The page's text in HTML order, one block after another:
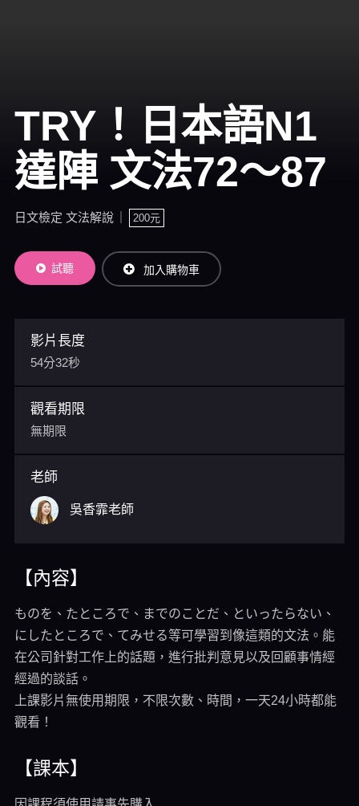
TRY！日本語N1
達陣 文法72～87
日文檢定 文法解說 200元
試聽 加入購物車
影片長度
54分32秒
觀看期限
無期限
老師
吳香霏老師
【內容】
ものを、たところで、までのことだ、といったらない、
にしたところで、てみせる等可學習到像這類的文法。能
在公司針對工作上的話題，進行批判意見以及回顧事情經
經過的談話。
上課影片無使用期限，不限次數、時間，一天24小時都能
觀看！
【課本】